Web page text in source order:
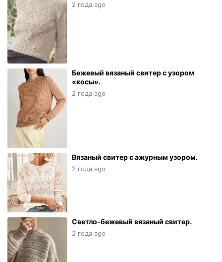
2 года ago
Бежевый вязаный свитер с узором
«косы».
2 года ago
Вязаный свитер с ажурным узором.
2 года ago
Светло-бежевый вязаный свитер.
2 года ago